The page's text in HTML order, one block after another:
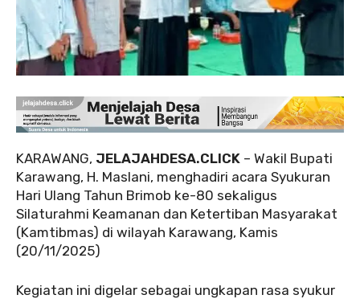
KARAWANG, JELAJAHDESA.CLICK – Wakil Bupati
Karawang, H. Maslani, menghadiri acara Syukuran
Hari Ulang Tahun Brimob ke-80 sekaligus
Silaturahmi Keamanan dan Ketertiban Masyarakat
(Kamtibmas) di wilayah Karawang, Kamis
(20/11/2025)
Kegiatan ini digelar sebagai ungkapan rasa syukur